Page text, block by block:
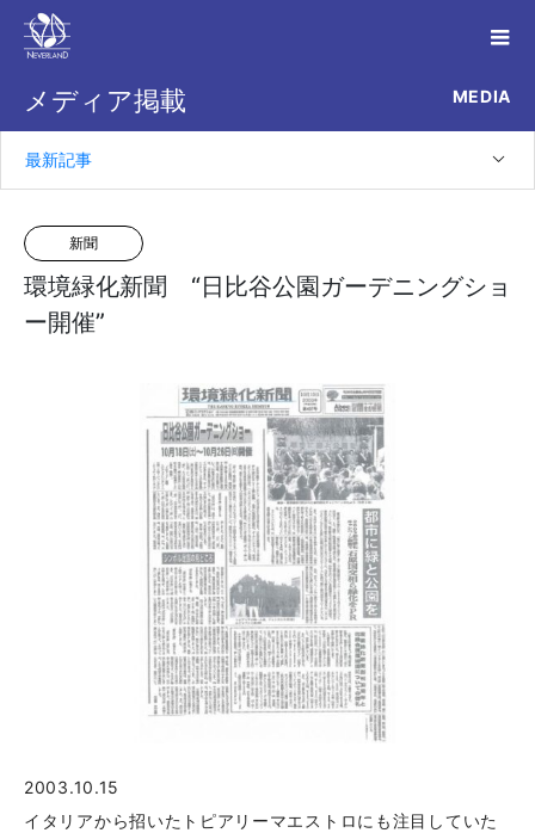
メディア掲載 MEDIA
最新記事
新聞
環境緑化新聞 “日比谷公園ガーデニングショ
ー開催”
2003.10.15
イタリアから招いたトピアリーマエストロにも注目していた